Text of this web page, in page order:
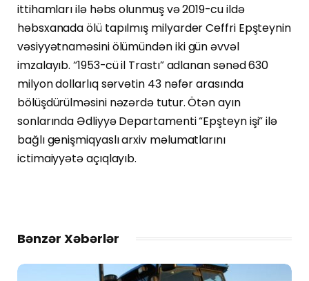
ittihamları ilə həbs olunmuş və 2019-cu ildə
həbsxanada ölü tapılmış milyarder Ceffri Epşteynin
vəsiyyətnaməsini ölümündən iki gün əvvəl
imzalayıb. “1953-cü il Trastı” adlanan sənəd 630
milyon dollarlıq sərvətin 43 nəfər arasında
bölüşdürülməsini nəzərdə tutur. Ötən ayın
sonlarında Ədliyyə Departamenti “Epşteyn işi” ilə
bağlı genişmiqyaslı arxiv məlumatlarını
ictimaiyyətə açıqlayıb.
Bənzər Xəbərlər